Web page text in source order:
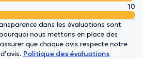
10
dans les évaluations sont
nous mettons en place des
que chaque avis respecte notre
Politique des évaluations